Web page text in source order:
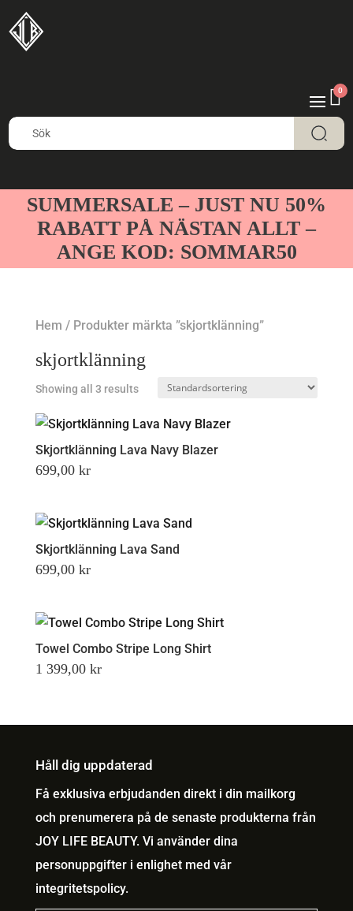
0
SUMMERSALE – JUST NU 50%
RABATT PÅ NÄSTAN ALLT –
ANGE KOD: SOMMAR50
Hem / Produkter märkta ”skjortklänning”
skjortklänning
Showing all 3 results
Skjortklänning Lava Navy Blazer
699,00 kr
Skjortklänning Lava Sand
699,00 kr
Towel Combo Stripe Long Shirt
1 399,00 kr
Håll dig uppdaterad
Få exklusiva erbjudanden direkt i din mailkorg
och prenumerera på de senaste produkterna från
JOY LIFE BEAUTY. Vi använder dina
personuppgifter i enlighet med vår
integritetspolicy.